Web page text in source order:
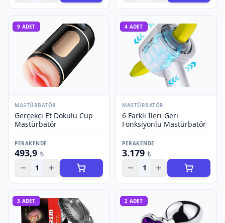
9 ADET
MASTÜRBATÖR
Gerçekçi Et Dokulu Cup
Mastürbatör
PERAKENDE
493,9 ₺
1
4 ADET
MASTÜRBATÖR
6 Farklı İleri-Geri
Fonksiyonlu Mastürbatör
PERAKENDE
3.179 ₺
1
3 ADET 2 ADET